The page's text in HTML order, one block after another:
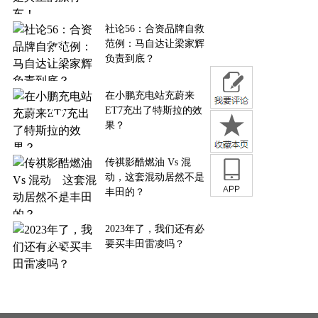
社论56：合资品牌自救
范例：马自达让梁家辉
负责到底？
在小鹏充电站充蔚来
ET7充出了特斯拉的效
果？
传祺影酷燃油 Vs 混
动，这套混动居然不是
丰田的？
2023年了，我们还有必
要买丰田雷凌吗？